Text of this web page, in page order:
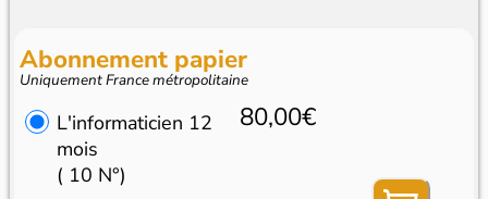
Abonnement papier
Uniquement France métropolitaine
L'informaticien 12
mois
( 10 N°)
80,00€